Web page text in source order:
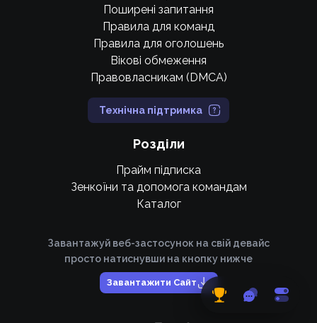
Поширені запитання
Правила для команд
Правила для оголошень
Вікові обмеження
Правовласникам (DMCA)
Технічна підтримка
Розділи
Прайм підписка
Зенкоїни та допомога командам
Каталог
Завантажуй веб-застосунок на свій девайс
просто натиснувши на кнопку нижче
Завантажити Сайт